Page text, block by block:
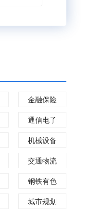
金融保险
通信电子
机械设备
交通物流
钢铁有色
城市规划